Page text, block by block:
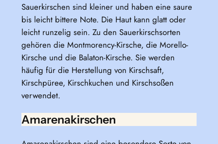
Sauerkirschen sind kleiner und haben eine saure
bis leicht bittere Note. Die Haut kann glatt oder
leicht runzelig sein. Zu den Sauerkirschsorten
gehören die Montmorency-Kirsche, die Morello-
Kirsche und die Balaton-Kirsche. Sie werden
häufig für die Herstellung von Kirschsaft,
Kirschpüree, Kirschkuchen und Kirschsoßen
verwendet.
Amarenakirschen